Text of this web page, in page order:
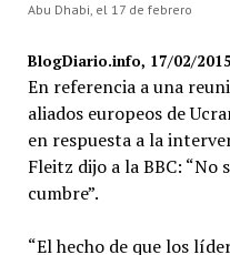
Abu Dhabi, el 17 de febrero
BlogDiario.info, 17/02/2015
En referencia a una
aliados europeos de
en respuesta a la
Fleitz dijo a la BBC: “No
cumbre”.
“El hecho de que los